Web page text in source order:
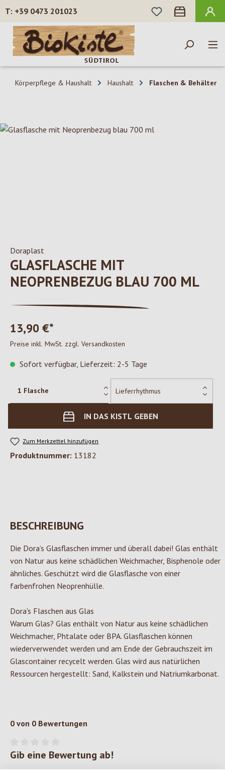
Zum Hauptinhalt springen
+39 0473 201023
DU HAST 0
Körperpflege & Haushalt Haushalt Flaschen & Behälter
Bildergalerie überspringen
Doraplast
GLASFLASCHE MIT
NEOPRENBEZUG BLAU 700 ML
13,90 €*
Preise inkl. MwSt. zzgl. Versandkosten
Sofort verfügbar, Lieferzeit: 2-5 Tage
IN DAS KISTL GEBEN
Zum Merkzettel hinzufügen
Produktnummer: 13182
BESCHREIBUNG
Die Dora’s Glasflaschen immer und überall dabei! Glas enthält
von Natur aus keine schädlichen Weichmacher, Bisphenole oder
ähnliches. Geschützt wird die Glasflasche von einer
farbenfrohen Neoprenhülle.
Dora's Flaschen aus Glas
Warum Glas? Glas enthält von Natur aus keine schädlichen
Weichmacher, Phtalate oder BPA. Glasflaschen können
wiederverwendet werden und am Ende der Gebrauchszeit im
Glascontainer recycelt werden. Glas wird aus natürlichen
Ressourcen hergestellt: Sand, Kalkstein und Natriumkarbonat.
0 von 0 Bewertungen
Durchschnittliche Bewertung von 0 von 5 Sternen
Gib eine Bewertung ab!